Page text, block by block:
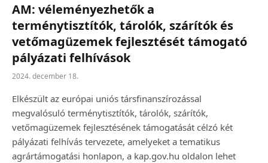
AM: véleményezhetők a
terménytisztítók, tárolók, szárítók és
vetőmagüzemek fejlesztését támogató
pályázati felhívások
2024. december 18.
Elkészült az európai uniós társfinanszírozással
megvalósuló terménytisztítók, tárolók, szárítók,
vetőmagüzemek fejlesztésének támogatását célzó két
pályázati felhívás tervezete, amelyeket a tematikus
agrártámogatási honlapon, a kap.gov.hu oldalon lehet